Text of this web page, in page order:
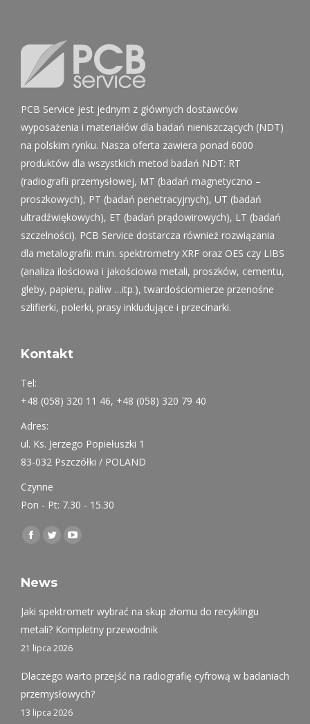
PCB Service jest jednym z głównych dostawców
wyposażenia i materiałów dla badań nieniszczących (NDT)
na polskim rynku. Nasza oferta zawiera ponad 6000
produktów dla wszystkich metod badań NDT: RT
(radiografii przemysłowej, MT (badań magnetyczno –
proszkowych), PT (badań penetracyjnych), UT (badań
ultradźwiękowych), ET (badań prądowirowych), LT (badań
szczelności). PCB Service dostarcza również rozwiązania
dla metalografii: m.in. spektrometry XRF oraz OES czy LIBS
(analiza ilościowa i jakościowa metali, proszków, cementu,
gleby, papieru, paliw …itp.), twardościomierze przenośne
szlifierki, polerki, prasy inkludujące i przecinarki.
Kontakt
Tel:
+48 (058) 320 11 46, +48 (058) 320 79 40
Adres:
ul. Ks. Jerzego Popiełuszki 1
83-032 Pszczółki / POLAND
Czynne
Pon - Pt: 7.30 - 15.30
Find us on:
Facebook
opens
new
window
Twitter
opens
new
window
YouTube
new
window
News
Jaki spektrometr wybrać na skup złomu do recyklingu
metali? Kompletny przewodnik
21 lipca 2026
Dlaczego warto przejść na radiografię cyfrową w badaniach
przemysłowych?
13 lipca 2026